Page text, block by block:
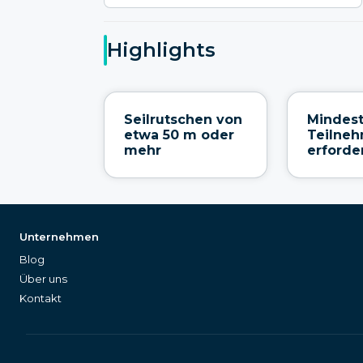
Highlights
Seilrutschen von
etwa 50 m oder
mehr
Unternehmen
Blog
Über uns
Kontakt